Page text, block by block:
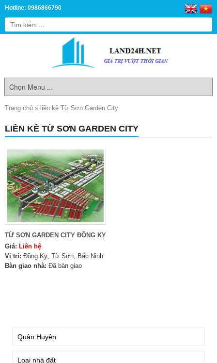
Hotline: 0986866790
Trang chủ » liền kề Từ Sơn Garden City
LIỀN KỀ TỪ SƠN GARDEN CITY
TỪ SƠN GARDEN CITY ĐỒNG KỴ
Giá: Liên hệ
Vị trí: Đồng Kỵ, Từ Sơn, Bắc Ninh
Bàn giao nhà: Đã bàn giao